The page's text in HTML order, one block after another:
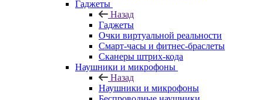
Гаджеты
Назад
Гаджеты
Очки виртуальной реальности
Смарт-часы и фитнес-браслеты
Сканеры штрих-кода
Наушники и микрофоны
Назад
Наушники и микрофоны